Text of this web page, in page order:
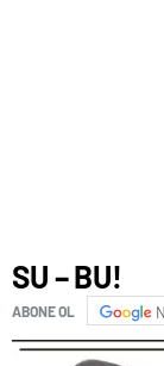
SU – BU!
ABONE OL